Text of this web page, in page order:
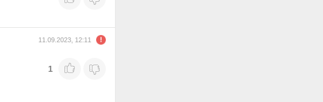
11.09.2023, 12:11
1